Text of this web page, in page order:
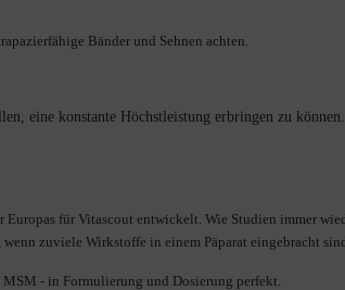
Bänder und Sehnen achten.
eine konstante Höchstleistung erbringen zu
für Vitascout entwickelt. Wie Studien immer
zuviele Wirkstoffe in einem Päparat eingebracht
- in Formulierung und Dosierung perfekt.